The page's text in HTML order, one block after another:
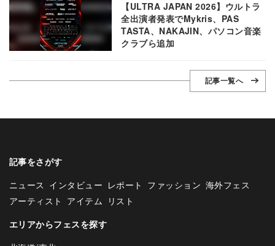
【ULTRA JAPAN 2026】ウルトラ
全出演者発表でMykris、PAS
TASTA、NAKAJIN、パソコン音楽
クラブら追加
記事一覧へ
記事をさがす
ニュース インタビュー レポート ファッション 海外フェス
アーティスト アイテム
リスト
エリアからフェスを探す